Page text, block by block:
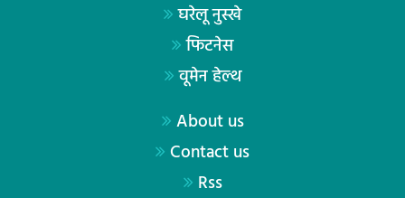
घरेलू नुस्खे
फिटनेस
वूमेन हेल्थ
About us
Contact us
Rss